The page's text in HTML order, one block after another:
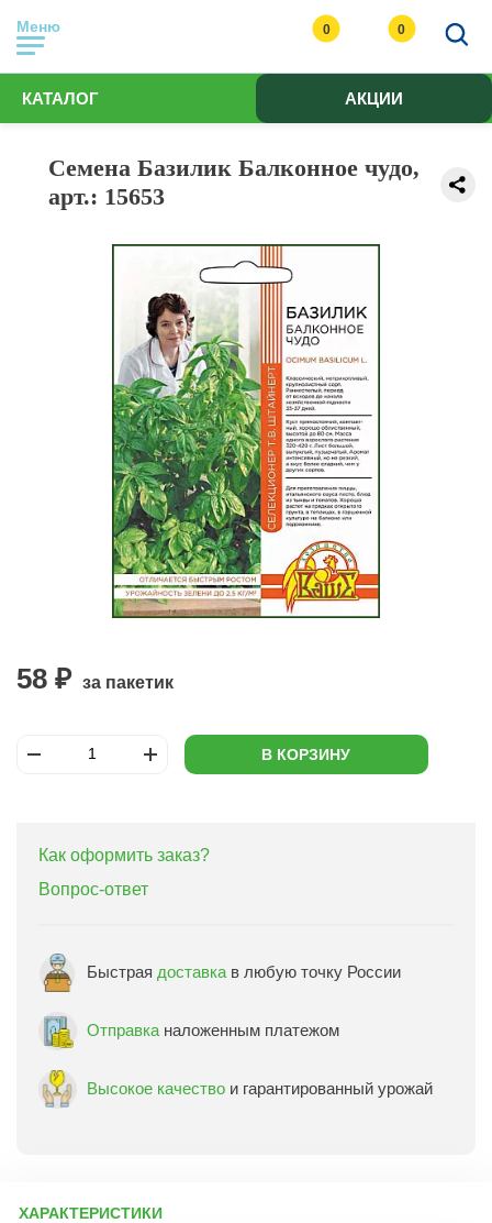
Меню 0 0
КАТАЛОГ АКЦИИ
Семена Базилик Балконное чудо,
арт.: 15653
58 ₽ за пакетик
В КОРЗИНУ
Как оформить заказ?
Вопрос-ответ
Быстрая доставка в любую точку России
Отправка наложенным платежом
Высокое качество и гарантированный урожай
ХАРАКТЕРИСТИКИ